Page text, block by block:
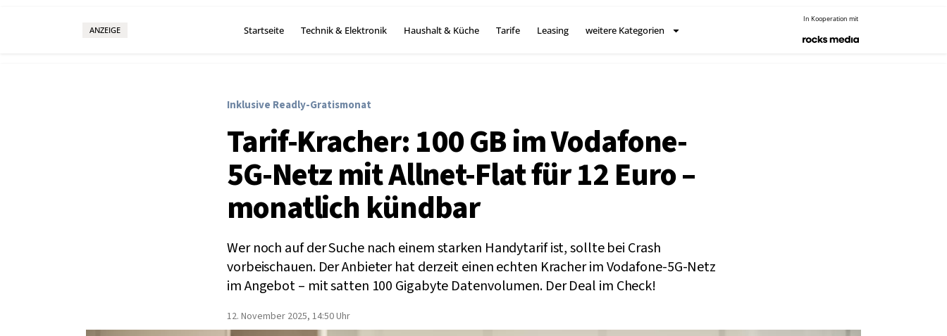
Startseite Technik & Elektronik Haushalt & Küche Tarife Leasing weitere Kategorien
ANZEIGE
In Kooperation mit
Inklusive Readly-Gratismonat
Tarif-Kracher: 100 GB im Vodafone-
5G-Netz mit Allnet-Flat für 12 Euro –
monatlich kündbar
Wer noch auf der Suche nach einem starken Handytarif ist, sollte bei Crash
vorbeischauen. Der Anbieter hat derzeit einen echten Kracher im Vodafone-5G-Netz
im Angebot – mit satten 100 Gigabyte Datenvolumen. Der Deal im Check!
12. November 2025, 14:50 Uhr